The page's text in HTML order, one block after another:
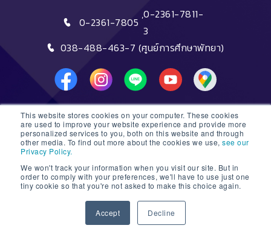
This website stores cookies on your computer. These cookies
are used to improve your website experience and provide more
personalized services to you, both on this website and through
other media. To find out more about the cookies we use, see our
Privacy Policy.
We won't track your information when you visit our site. But in
order to comply with your preferences, we'll have to use just one
tiny cookie so that you're not asked to make this choice again.
Accept Decline
0-2361-7805
,0-2361-7811-
3
038-488-463-7 (ศูนย์การศึกษาพัทยา)
DTC HOTLINE
FAQs
ติดต่อฝ่ายรับสมัครหลักสูตรระยะสั้น
ติดต่อฝ่ายรับสมัครหลักสูตรปริญญา
© 2026 Dusit Thani College |